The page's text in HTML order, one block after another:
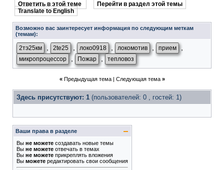
Ответить в этой теме
Перейти в раздел этой темы
Translate to English
Возможно вас заинтересует информация по следующим меткам
(темам):
2тэ25км 2te25 локо0918 локомотив прием
микропроцессор Пожар , тепловоз
« Предыдущая тема| Следующая тема »
Здесь присутствуют: 1 (пользователей: 0 , гостей: 1)
Ваши права в разделе
Вы не можете создавать новые темы
Вы не можете отвечать в темах
Вы не можете прикреплять вложения
Вы можете редактировать свои сообщения